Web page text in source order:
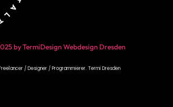
by TermiDesign Webdesign Dresden
/ Designer / Programmierer.Termi Dresden